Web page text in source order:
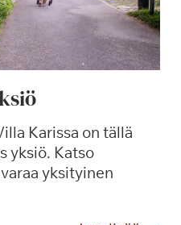
Karissa on tällä
yksiö. Katso
yksityinen